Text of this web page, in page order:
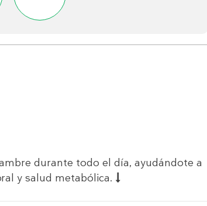
durante todo el día, ayudándote a
y salud metabólica.